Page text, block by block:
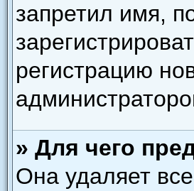
запретил имя,
регистрацию
» Для чего
Она удаляет